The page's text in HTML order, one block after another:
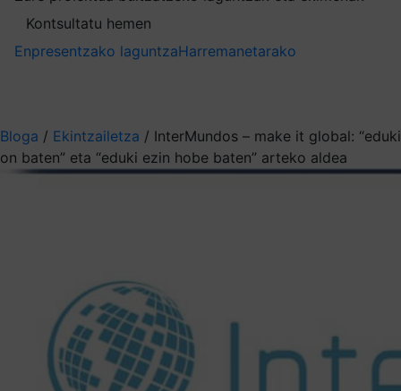
Kontsultatu hemen
Enpresentzako laguntzaHarremanetarako
Bloga / Ekintzailetza / InterMundos – make it global: “eduki
on baten” eta “eduki ezin hobe baten” arteko aldea